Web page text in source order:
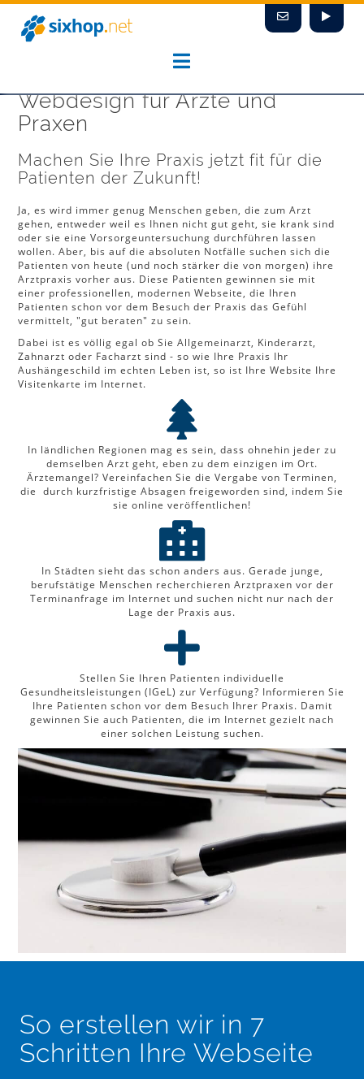
Zum
Inhalt
springen
Webdesign für Ärzte und
Praxen
Machen Sie Ihre Praxis jetzt fit für die
Patienten der Zukunft!
Ja, es wird immer genug Menschen geben, die zum Arzt
gehen, entweder weil es Ihnen nicht gut geht, sie krank sind
oder sie eine Vorsorgeuntersuchung durchführen lassen
wollen. Aber, bis auf die absoluten Notfälle suchen sich die
Patienten von heute (und noch stärker die von morgen) ihre
Arztpraxis vorher aus. Diese Patienten gewinnen sie mit
einer professionellen, modernen Webseite, die Ihren
Patienten schon vor dem Besuch der Praxis das Gefühl
vermittelt, "gut beraten" zu sein.
Dabei ist es völlig egal ob Sie Allgemeinarzt, Kinderarzt,
Zahnarzt oder Facharzt sind - so wie Ihre Praxis Ihr
Aushängeschild im echten Leben ist, so ist Ihre Website Ihre
Visitenkarte im Internet.
In ländlichen Regionen mag es sein, dass ohnehin jeder zu
demselben Arzt geht, eben zu dem einzigen im Ort.
Ärztemangel? Vereinfachen Sie die Vergabe von Terminen,
die durch kurzfristige Absagen freigeworden sind, indem Sie
sie online veröffentlichen!
In Städten sieht das schon anders aus. Gerade junge,
berufstätige Menschen recherchieren Arztpraxen vor der
Terminanfrage im Internet und suchen nicht nur nach der
Lage der Praxis aus.
Stellen Sie Ihren Patienten individuelle
Gesundheitsleistungen (IGeL) zur Verfügung? Informieren Sie
Ihre Patienten schon vor dem Besuch Ihrer Praxis. Damit
gewinnen Sie auch Patienten, die im Internet gezielt nach
einer solchen Leistung suchen.
So erstellen wir in 7
Schritten Ihre Webseite